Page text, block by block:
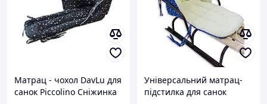
Матрац - чохол DavLu для
санок Piccolino Сніжинка
Універсальний матрац-
підстилка для санок